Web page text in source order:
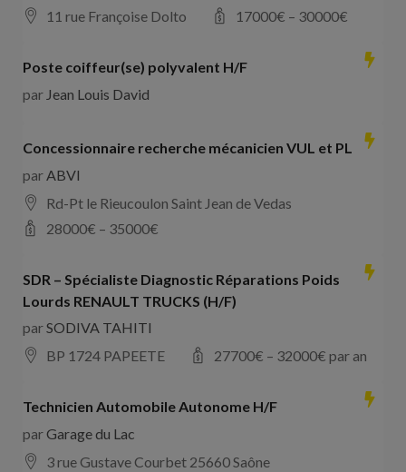
11 rue Françoise Dolto
17000€ – 30000€
Poste coiffeur(se) polyvalent H/F
par Jean Louis David
Concessionnaire recherche mécanicien VUL et PL
parABVI
Rd-Pt le Rieucoulon Saint Jean de Vedas
28000€ – 35000€
SDR – Spécialiste Diagnostic Réparations Poids
Lourds RENAULT TRUCKS (H/F)
parSODIVA TAHITI
BP 1724 PAPEETE
27700€ – 32000€ par an
Technicien Automobile Autonome H/F
parGarage du Lac
3 rue Gustave Courbet 25660 Saône